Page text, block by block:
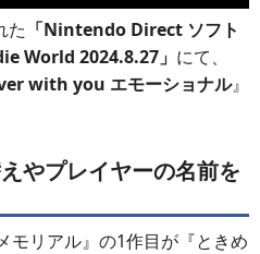
た 「Nintendo Direct ソフト
World 2024.8.27」 にて、
with you エモーショナル』
やプレイヤーの名前を
モリアル』の1作目が『ときめ